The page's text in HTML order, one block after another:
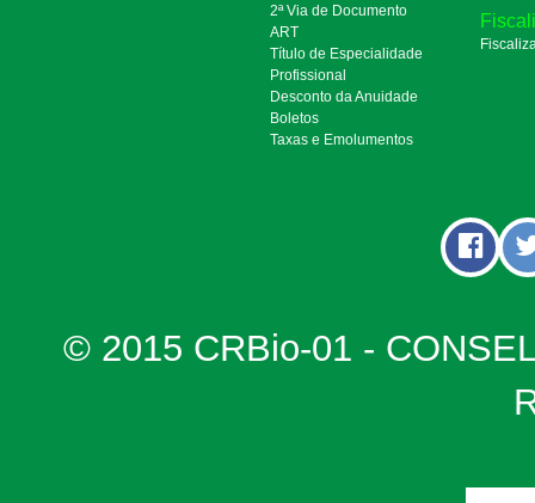
2ª Via de Documento
ART
Título de Especialidade
Profissional
Desconto da Anuidade
Boletos
Taxas e Emolumentos
© 2015 CRBio-01 -